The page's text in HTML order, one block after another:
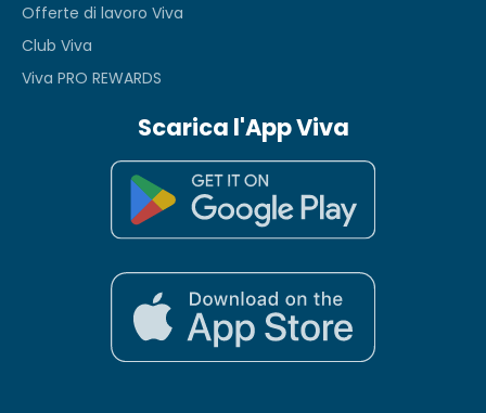
Offerte di lavoro Viva
Club Viva
Viva PRO REWARDS
Scarica l'App Viva